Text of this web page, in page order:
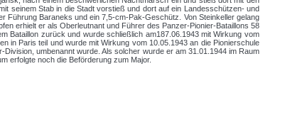
seinem Stab in die Stadt vorstieß und dort auf ein Landesschützen- und
Führung Baraneks und ein 7,5-cm-Pak-Geschütz. Von Steinkeller gelang
erhielt er als Oberleutnant und Führer des Panzer-Pionier-Bataillons 58
Bataillon zurück und wurde schließlich am187.06.1943 mit Wirkung vom
in Paris teil und wurde mit Wirkung vom 10.05.1943 an die Pionierschule
umbenannt wurde. Als solcher wurde er am 31.01.1944 im Raum
erfolgte noch die Beförderung zum Major.